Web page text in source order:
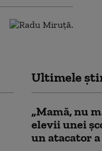
Ultimele
„Mamă, nu
elevii unei
un atacator